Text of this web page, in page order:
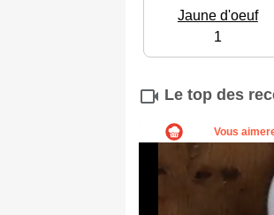
Jaune d'oeuf
1
Le top des